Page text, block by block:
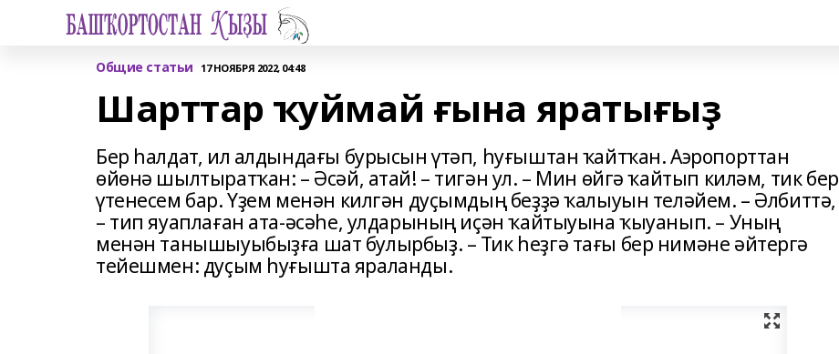
Общие статьи 17 НОЯБРЯ 2022, 04:48
Шарттар ҡуймай ғына яратығыҙ
Бер һалдат, ил алдындағы бурысын үтәп, һуғыштан ҡайтҡан. Аэропорттан
өйөнә шылтыратҡан: – Әсәй, атай! – тигән ул. – Мин өйгә ҡайтып киләм, тик бер
үтенесем бар. Үҙем менән килгән дуҫымдың беҙҙә ҡалыуын теләйем. – Әлбиттә,
– тип яуаплаған ата-әсәһе, улдарының иҫән ҡайтыуына ҡыуанып. – Уның
менән танышыуыбыҙға шат булырбыҙ. – Тик һеҙгә тағы бер нимәне әйтергә
тейешмен: дуҫым һуғышта яраланды.